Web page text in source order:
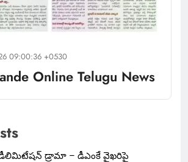
09:00:36 +0530
Online Telugu News
డ్రామా – డీఎంకే వైఖరిపై